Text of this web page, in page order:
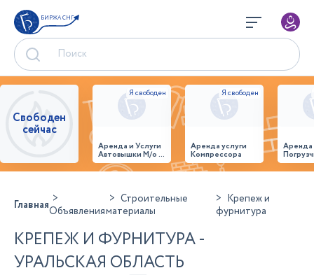
БИРЖА СНГ
Свободен
сейчас
Аренда и Услуги
Автовышки М/о г.
Домодедово
26,28,32 место
Аренда услуги
Компрессора
ГлавнаяОбъявления
Строительные
материалы
Крепеж и
фурнитура
КРЕПЕЖ И ФУРНИТУРА -
УРАЛЬСКАЯ ОБЛАСТЬ